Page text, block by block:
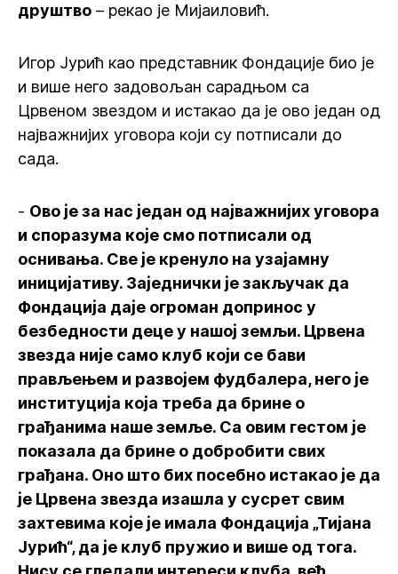
друштво – рекао је Мијаиловић.
Игор Јурић као представник Фондације био је
и више него задовољан сарадњом са
Црвеном звездом и истакао да је ово један од
најважнијих уговора који су потписали до
сада.
- Ово је за нас један од најважнијих уговора
и споразума које смо потписали од
оснивања. Све је кренуло на узајамну
иницијативу. Заједнички је закључак да
Фондација даје огроман допринос у
безбедности деце у нашој земљи. Црвена
звезда није само клуб који се бави
прављењем и развојем фудбалера, него је
институција која треба да брине о
грађанима наше земље. Са овим гестом је
показала да брине о добробити свих
грађана. Оно што бих посебно истакао је да
је Црвена звезда изашла у сусрет свим
захтевима које је имала Фондација „Тијана
Јурић“, да је клуб пружио и више од тога.